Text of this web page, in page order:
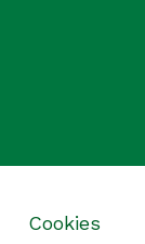
Cookies